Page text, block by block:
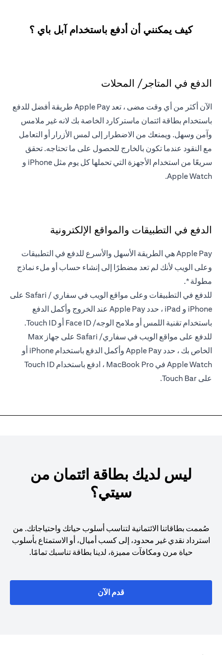
كيف يمكنني أن أدفع باستخدام آبل باي ؟
الدفع في المتاجر/ المحلات
الآن أكثر من أي وقت مضى ، تعد Apple Pay طريقة أفضل للدفع
باستخدام بطاقة ائتمان ماستركارد الخاصة بك لانه غير ملامس
وآمن وسهل. ويمنعك من الاضطرار إلى لمس الأزرار أو التعامل
مع النقود عندما تكون بالخارج للحصول على ما تحتاجه. تحقق
سريعًا من استخدام الأجهزة التي تحملها كل يوم مثل iPhone و
Apple Watch.
الدفع في التطبيقات والمواقع الإلكترونية
Apple Pay هي الطريقة الأسهل والأسرع للدفع في التطبيقات
وعلى الويب لأنك لم تعد مضطرًا إلى إنشاء حساب أو ملء نماذج
مطولة *.
للدفع في التطبيقات وعلى مواقع الويب في سفاري / Safari على
iPhone و iPad ، حدد Apple Pay عند الخروج وأكمل الدفع
باستخدام تقنية اللمس أو ملامح الوجه/ Face ID أو Touch ID.
للدفع على مواقع الويب في سفاري/ Safari على جهاز Max
الخاص بك ، حدد Apple Pay وأكمل الدفع باستخدام iPhone أو
Apple Watch في MacBook Pro ، ادفع باستخدام Touch ID
على Touch Bar.
ليس لديك بطاقة ائتمان من
سيتي؟
صُممت بطاقاتنا الائتمانية لتناسب أسلوب حياتك واحتياجاتك. من
استرداد نقدي غير محدود، إلى كسب أميال، أو الاستمتاع بأسلوب
حياة مرن ومكافآت مميزة، لدينا بطاقة تناسبك تمامًا.
قدم الآن